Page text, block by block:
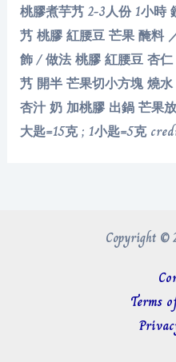
桃膠煮芋艿 2-3人份 1小時
艿 桃膠 紅腰豆 芒果 醃料
飾 / 做法 桃膠 紅腰豆 杏
艿 開半 芒果切小方塊 燒
杏汁 奶 加桃膠 出鍋 芒果
大匙=15克 ; 1小匙=5克
Copyright ©
Terms